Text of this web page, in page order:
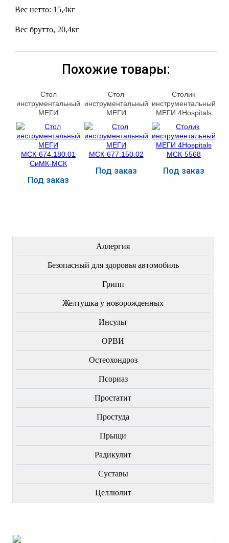
Вес нетто: 15,4кг
Вес брутто, 20,4кг
Похожие товары:
Стол
инструментальный
МЕГИ
МСК-674.180.01
СиМК-МСК
Под заказ
Стол
инструментальный
МЕГИ
МСК-677.150.02
Под заказ
Столик
инструментальный
МЕГИ 4Hospitals
Под заказ
Аллергия
Безопасный для здоровья автомобиль
Грипп
Желтушка у новорожденных
Инсульт
ОРВИ
Остеохондроз
Пcориаз
Простатит
Простуда
Прыщи
Радикулит
Суставы
Целлюлит